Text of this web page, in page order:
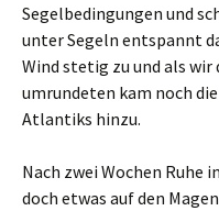
Segelbedingungen und
unter Segeln entspannt
Wind stetig zu und als wir
umrundeten kam noch
Atlantiks hinzu.
Nach zwei Wochen Ruhe
doch etwas auf den